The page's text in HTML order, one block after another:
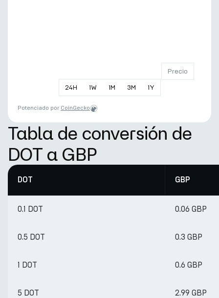
24H 1W 1M 3M 1Y
Precio
Potenciado por CoinGecko
Tabla de conversión de
DOT a GBP
DOT GBP
0.1 DOT 0.06 GBP
0.5 DOT 0.3 GBP
1 DOT 0.6 GBP
5 DOT 2.99 GBP